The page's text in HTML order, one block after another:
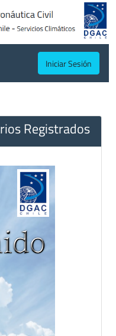
Iniciar Sesión
Registrados